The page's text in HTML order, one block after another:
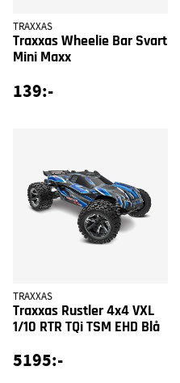
TRAXXAS
Traxxas Wheelie Bar Svart
Mini Maxx
139:-
TRAXXAS
Traxxas Rustler 4x4 VXL
1/10 RTR TQi TSM EHD Blå
5195:-